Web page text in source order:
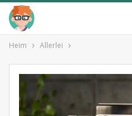
Heim Allerlei